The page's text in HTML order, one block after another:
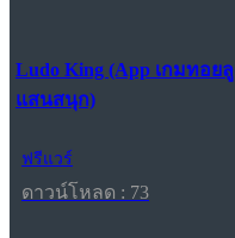
Ludo King (App เกมทอย
แสนสนุก)
ฟรีแวร์
ดาวน์โหลด : 73